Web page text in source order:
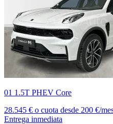
01 1.5T PHEV Core
28.545 € o cuota desde 200 €/
Entrega inmediata